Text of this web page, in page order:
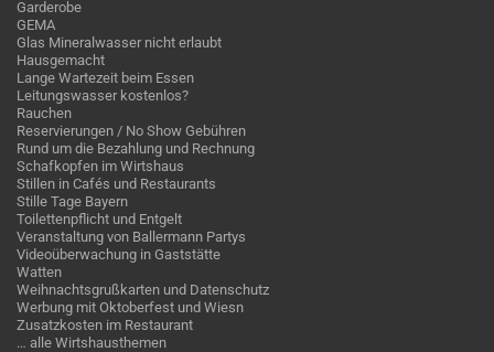
Garderobe
GEMA
Glas Mineralwasser nicht erlaubt
Hausgemacht
Lange Wartezeit beim Essen
Leitungswasser kostenlos?
Rauchen
Reservierungen / No Show Gebühren
Rund um die Bezahlung und Rechnung
Schafkopfen im Wirtshaus
Stillen in Cafés und Restaurants
Stille Tage Bayern
Toilettenpflicht und Entgelt
Veranstaltung von Ballermann Partys
Videoüberwachung in Gaststätte
Watten
Weihnachtsgrußkarten und Datenschutz
Werbung mit Oktoberfest und Wiesn
Zusatzkosten im Restaurant
… alle Wirtshausthemen